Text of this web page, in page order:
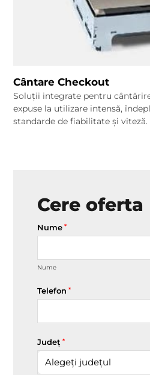
Cântare Checkout
Soluții integrate pentru
expuse la utilizare intensă,
standarde de fiabilitate și viteză.
Cere oferta
Nume *
Nume
Telefon *
Județ *
Alegeți județul